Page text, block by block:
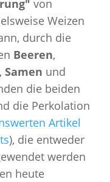
von
Weizen
durch die
Beeren,
, Samen und
die beiden
die Perkolation
Artikel
), die entweder
werden
heute